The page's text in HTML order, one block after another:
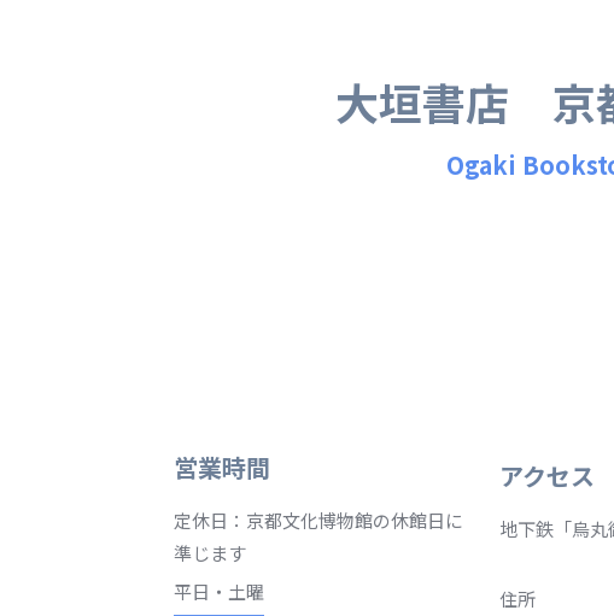
大垣書店 京
Ogaki
営業時間
定休日：京都文化博物館の休館日に
準じます
平日・土曜
アクセス
地下鉄「烏
住所